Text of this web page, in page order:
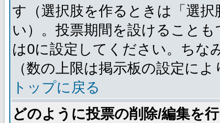
す（選択肢を作るときは「選
い）。投票期間を設けること
は0に設定してください。ちな
（数の上限は掲示板の設定に
トップに戻る
どのように投票の削除/編集を